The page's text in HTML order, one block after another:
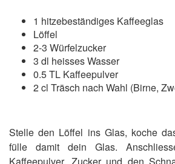
1 hitzebeständiges Kaffeeglas
Löffel
2-3 Würfelzucker
3 dl heisses Wasser
0.5 TL Kaffeepulver
2 cl Träsch nach Wahl (Birne,
Stelle den Löffel ins Glas, koche
fülle damit dein Glas.
Kaffeepulver, Zucker und den